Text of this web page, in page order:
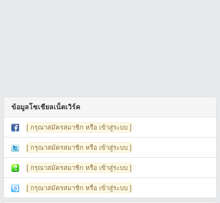
ข้อมูลโซเชียลเน็ตเวิร์ค
[ กรุณาสมัครสมาชิก หรือ เข้าสู่ระบบ ]
[ กรุณาสมัครสมาชิก หรือ เข้าสู่ระบบ ]
[ กรุณาสมัครสมาชิก หรือ เข้าสู่ระบบ ]
[ กรุณาสมัครสมาชิก หรือ เข้าสู่ระบบ ]